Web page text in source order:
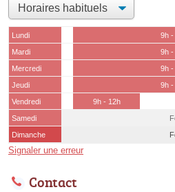
Lundi
9h -
Mardi
9h -
Mercredi
9h -
Jeudi
9h -
Vendredi
9h - 12h
Samedi
Dimanche
Signaler une erreur
Contact